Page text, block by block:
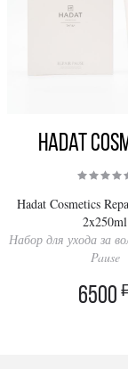
Hadat
Hadat Cosmetics
2x250ml
Набор для ухода за
Pause
6500